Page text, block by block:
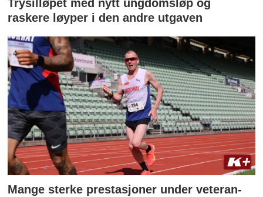
Trysilløpet med nytt ungdomsløp og
raskere løyper i den andre utgaven
Mange sterke prestasjoner under veteran-